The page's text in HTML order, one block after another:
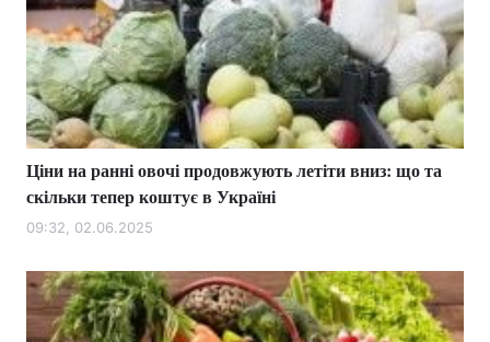
Ціни на ранні овочі продовжують летіти вниз: що та
скільки тепер коштує в Україні
09:32, 02.06.2025